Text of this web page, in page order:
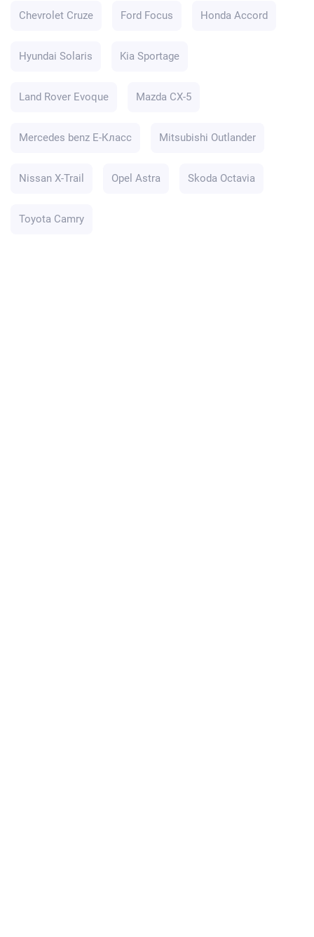
Chevrolet Cruze Ford Focus Honda Accord
Hyundai Solaris Kia Sportage
Land Rover Evoque Mazda CX-5
Mercedes benz E-Класс Mitsubishi Outlander
Nissan X-Trail Opel Astra Skoda Octavia
Toyota Camry